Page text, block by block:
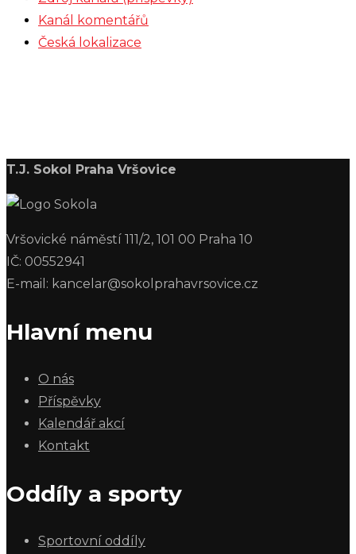
Kanál komentářů
Česká lokalizace
T.J. Sokol Praha Vršovice
Vršovické náměstí 111/2, 101 00 Praha 10
IČ: 00552941
E-mail: kancelar@sokolprahavrsovice.cz
Hlavní menu
O nás
Příspěvky
Kalendář akcí
Kontakt
Oddíly a sporty
Sportovní oddíly